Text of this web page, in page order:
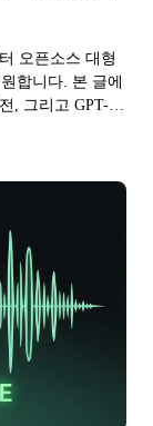
오픈소스 대형
합니다. 본 글에
, 그리고 GPT-
7월 27일 완전한